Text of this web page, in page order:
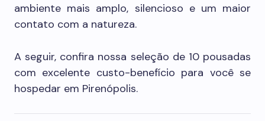
ambiente mais amplo, silencioso e um maior
contato com a natureza.
A seguir, confira nossa seleção de 10 pousadas
com excelente custo-benefício para você se
hospedar em Pirenópolis.